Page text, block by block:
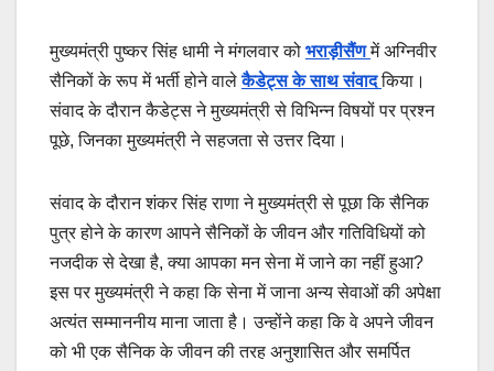
मुख्यमंत्री पुष्कर सिंह धामी ने मंगलवार को भराड़ीसैंणमें अग्निवीर
सैनिकों के रूप में भर्ती होने वालेकैडेट्स के साथ संवादकिया।
संवाद के दौरान कैडेट्स ने मुख्यमंत्री से विभिन्न विषयों पर प्रश्न
पूछे, जिनका मुख्यमंत्री ने सहजता से उत्तर दिया।
संवाद के दौरान शंकर सिंह राणा ने मुख्यमंत्री से पूछा कि सैनिक
पुत्र होने के कारण आपने सैनिकों के जीवन और गतिविधियों को
नजदीक से देखा है, क्या आपका मन सेना में जाने का नहीं हुआ?
इस पर मुख्यमंत्री ने कहा कि सेना में जाना अन्य सेवाओं की अपेक्षा
अत्यंत सम्माननीय माना जाता है। उन्होंने कहा कि वे अपने जीवन
को भी एक सैनिक के जीवन की तरह अनुशासित और समर्पित